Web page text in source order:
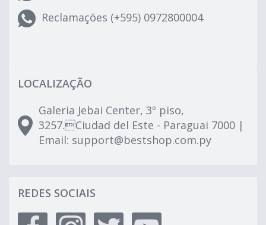
Reclamações (+595) 0972800004
LOCALIZAÇÃO
Galeria Jebai Center, 3º piso,
3257.Ciudad del Este - Paraguai 7000 |
Email: support@bestshop.com.py
REDES SOCIAIS